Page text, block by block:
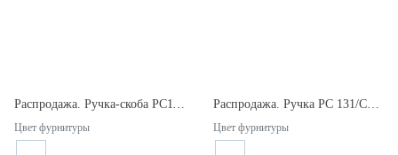
Распродажа. Ручка-скоба PC112-381/Black 19х181х381мм. Межосевое расстояние 381/181мм.
Цвет фурнитуры
Распродажа. Ручка РС 131/CP 10x20x180мм с кнобом. Длина 200мм. Межосевое расстояние 180мм.
Цвет фурнитуры